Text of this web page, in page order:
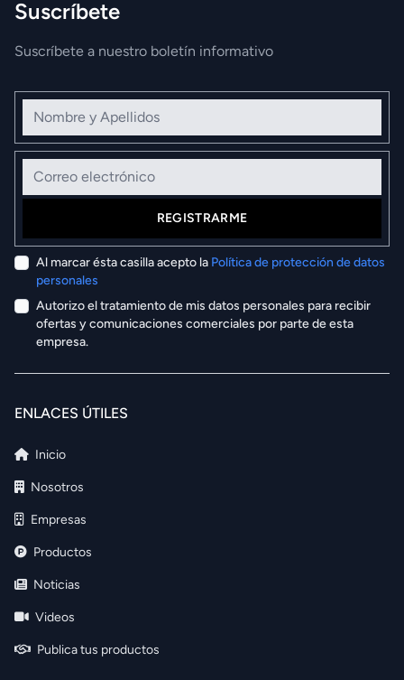
Suscríbete
Suscríbete a nuestro boletín informativo
Nombre y Apellidos
Correo electrónico
REGISTRARME
Al marcar ésta casilla acepto la Política de protección de datos
personales
Autorizo el tratamiento de mis datos personales para recibir
ofertas y comunicaciones comerciales por parte de esta
empresa.
ENLACES ÚTILES
Inicio
Nosotros
Empresas
Productos
Noticias
Videos
Publica tus productos